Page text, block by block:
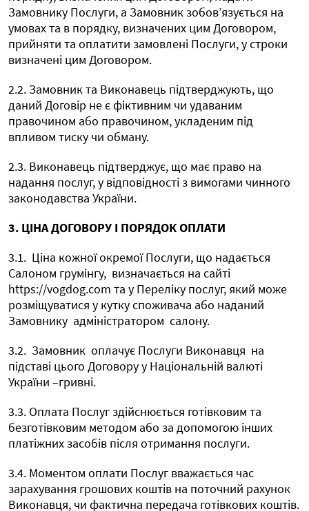
Замовнику Послуги, а Замовник зобов’язується на
умовах та в порядку, визначених цим Договором,
прийняти та оплатити замовлені Послуги, у строки
визначені цим Договором.
2.2. Замовник та Виконавець підтверджують, що
даний Договір не є фіктивним чи удаваним
правочином або правочином, укладеним під
впливом тиску чи обману.
2.3. Виконавець підтверджує, що має право на
надання послуг, у відповідності з вимогами чинного
законодавства України.
3. ЦІНА ДОГОВОРУ І ПОРЯДОК ОПЛАТИ
3.1. Ціна кожної окремої Послуги, що надається
Салоном грумінгу, визначається на сайті
https://vogdog.com та у Переліку послуг, який може
розміщуватися у кутку споживача або наданий
Замовнику адміністратором салону.
3.2. Замовник оплачує Послуги Виконавця на
підставі цього Договору у Національній валюті
України –гривні.
3.3. Оплата Послуг здійснюється готівковим та
безготівковим методом або за допомогою інших
платіжних засобів після отримання послуги.
3.4. Моментом оплати Послуг вважається час
зарахування грошових коштів на поточний рахунок
Виконавця, чи фактична передача готівкових коштів.